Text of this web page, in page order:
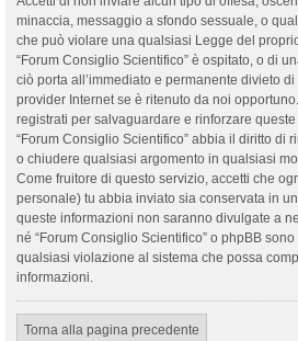
minaccia, messaggio a sfondo sessuale, o
che può violare una qualsiasi Legge del
“Forum Consiglio Scientifico” è ospitato, o di
ciò porta all’immediato e permanente divieto
provider Internet se è ritenuto da noi
registrati per salvaguardare e rinforzare
“Forum Consiglio Scientifico” abbia il diritto di
o chiudere qualsiasi argomento in qualsiasi
Come fruitore di questo servizio, accetti che
personale) tu abbia inviato sia conservata in
queste informazioni non saranno divulgate a
né “Forum Consiglio Scientifico” o phpBB
qualsiasi violazione al sistema che possa
informazioni.
Torna alla pagina precedente